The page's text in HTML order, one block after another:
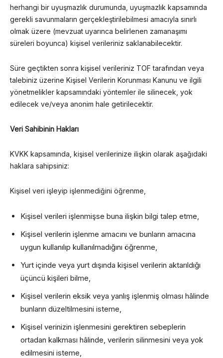
herhangi bir uyuşmazlık durumunda, uyuşmazlık kapsamında
gerekli savunmaların gerçekleştirilebilmesi amacıyla sınırlı
olmak üzere (mevzuat uyarınca belirlenen zamanaşımı
süreleri boyunca) kişisel verileriniz saklanabilecektir.
Süre geçtikten sonra kişisel verileriniz TOF tarafından veya
talebiniz üzerine Kişisel Verilerin Korunması Kanunu ve ilgili
yönetmelikler kapsamındaki yöntemler ile silinecek, yok
edilecek ve/veya anonim hale getirilecektir.
Veri Sahibinin Hakları
KVKK kapsamında, kişisel verilerinize ilişkin olarak aşağıdaki
haklara sahipsiniz:
Kişisel veri işleyip işlenmediğini öğrenme,
Kişisel verileri işlenmişse buna ilişkin bilgi talep etme,
Kişisel verilerin işlenme amacını ve bunların amacına
uygun kullanılıp kullanılmadığını öğrenme,
Yurt içinde veya yurt dışında kişisel verilerin aktarıldığı
üçüncü kişileri bilme,
Kişisel verilerin eksik veya yanlış işlenmiş olması hâlinde
bunların düzeltilmesini isteme,
Kişisel verinizin işlenmesini gerektiren sebeplerin
ortadan kalkması hâlinde, verilerin silinmesini veya yok
edilmesini isteme,